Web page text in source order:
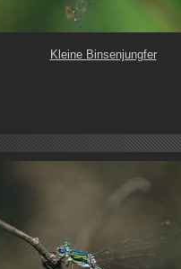
Kleine Binsenjungfer